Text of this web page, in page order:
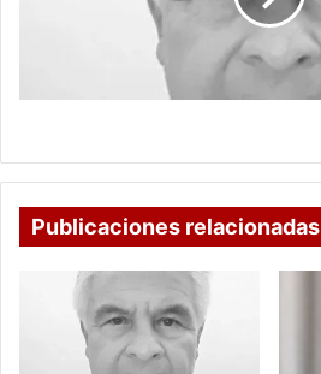
Publicaciones relacionadas